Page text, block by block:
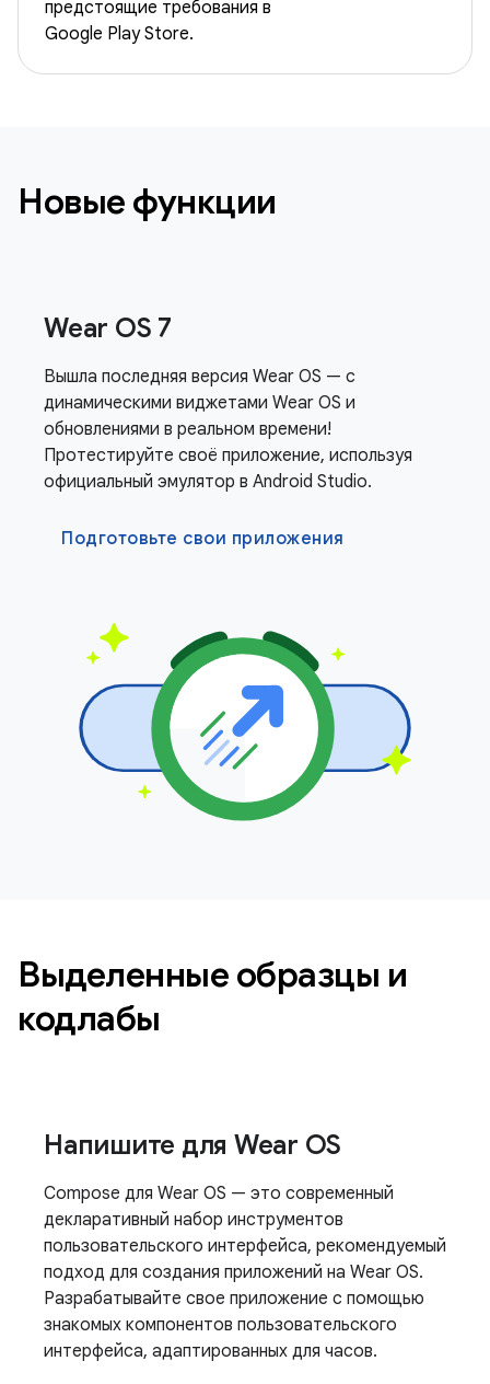
предстоящие требования в
Google Play Store.
Новые функции
Wear ОS 7
Вышла последняя версия Wear OS — с
динамическими виджетами Wear OS и
обновлениями в реальном времени!
Протестируйте своё приложение, используя
официальный эмулятор в Android Studio.
Подготовьте свои приложения
Выделенные образцы и
кодлабы
Напишите для Wear OS
Compose для Wear OS — это современный
декларативный набор инструментов
пользовательского интерфейса, рекомендуемый
подход для создания приложений на Wear OS.
Разрабатывайте свое приложение с помощью
знакомых компонентов пользовательского
интерфейса, адаптированных для часов.